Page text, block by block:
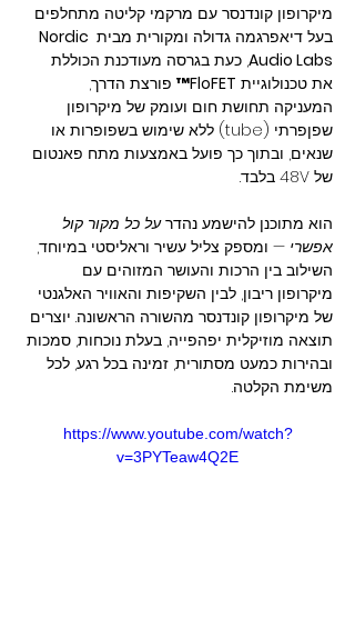
מיקרופון קונדנסר עם מרקמי קליטה מתחלפים
בעל דיאפרגמה גדולה ומקורית מבית Nordic
Audio Labs, כעת בגרסה מעודכנת הכוללת
את טכנולוגיית FloFET™
פורצת הדרך,
המעניקה תחושת חום ועומק של מיקרופון
שפןפרתי (tube) ללא שימוש בשפופרות או
שנאים, ובתוך כך פועל באמצעות מתח פאנטום
של 48V בלבד.
הוא מתוכנן להישמע נהדר על כל מקור קול
אפשרי — ומספק צליל עשיר וראליסטי במיוחד,
השילוב בין הרכות והעושר המזוהים עם
מיקרופון ריבון, לבין השקיפות והאוויר האלגנטי
של מיקרופון קונדנסר מהשורה הראשונה. יוצרים
תוצאה מוזיקלית יפהפייה, בעלת נוכחות, סמכות
ובהירות כמעט מסתורית, זמינה בכל רגע, לכל
משימת הקלטה.
https://www.youtube.com/watch?
v=3PYTeaw4Q2E